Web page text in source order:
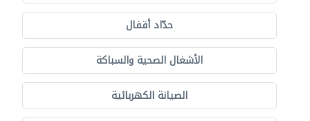
حدّاد أقفال
الأشغال الصحية والسباكة
الصيانة الكهربائية